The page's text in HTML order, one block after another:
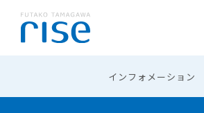
インフォメーション